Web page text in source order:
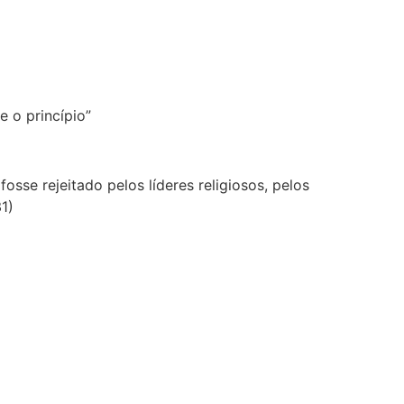
o princípio”
rejeitado pelos líderes religiosos, pelos